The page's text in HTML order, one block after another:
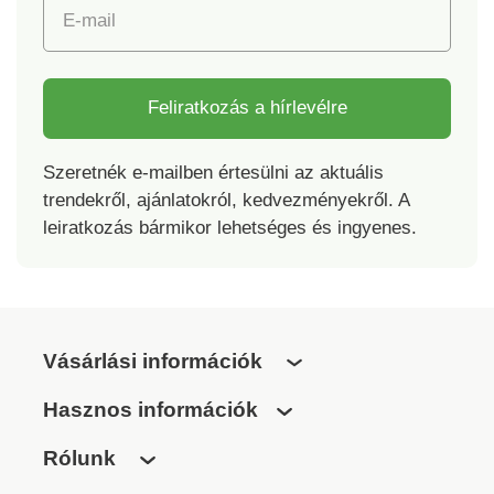
kétszemélyes ágy
cipzárral zárható
Csehországban
E-mail
Feliratkozás a hírlevélre
Szeretnék e-mailben értesülni az aktuális
trendekről, ajánlatokról, kedvezményekről. A
leiratkozás bármikor lehetséges és ingyenes.
Vásárlási információk
Hasznos információk
Rólunk